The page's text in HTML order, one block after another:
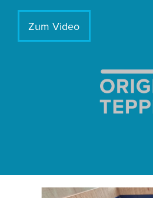
Zum Video